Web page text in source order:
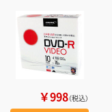
￥998（税込）